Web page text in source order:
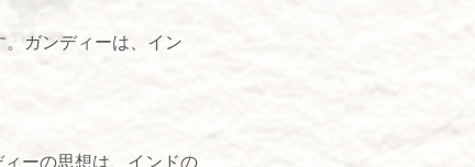
ガンディーは、イン
ーの思想は、インドの